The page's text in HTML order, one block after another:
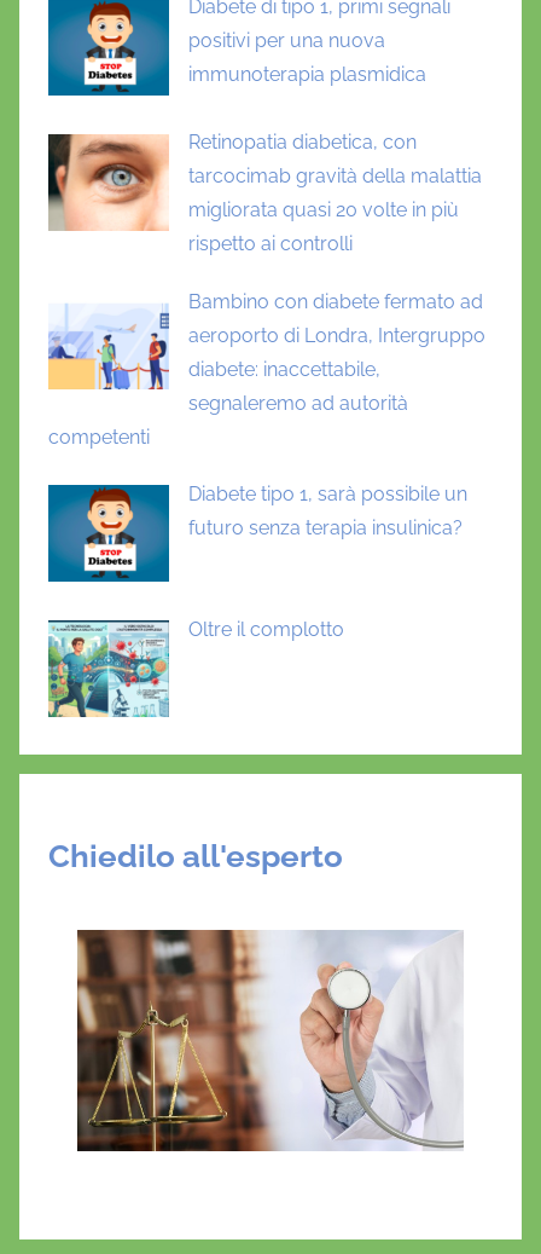
t
e
i
n
a
A
C
S
A
S
-
C
o
2
Diabete di tipo 1, primi segnali
positivi per una nuova
immunoterapia plasmidica
Retinopatia diabetica, con
tarcocimab gravità della malattia
migliorata quasi 20 volte in più
rispetto ai controlli
Bambino con diabete fermato ad
aeroporto di Londra, Intergruppo
diabete: inaccettabile,
segnaleremo ad autorità
competenti
Diabete tipo 1, sarà possibile un
futuro senza terapia insulinica?
Oltre il complotto
Chiedilo all'esperto